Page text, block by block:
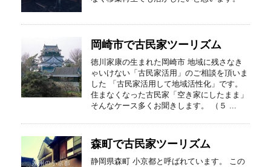
岡崎市で古民家ツーリズム
徳川家康の生まれた岡崎市 地域に残さなき
ゃいけない「古民家活用」のご相談を頂いま
した 「古民家活用して地域活性化」です。
住まなくなった古民家「空き家にしたまま」
そんなケース多くお聞きします。 （５ ...
森町で古民家ツーリズム
静岡県森町 小京都と呼ばれています。 この